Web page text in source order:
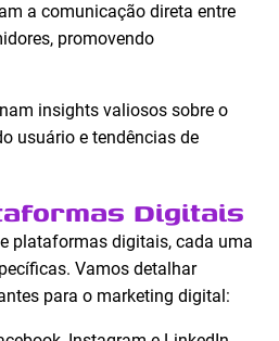
a comunicação direta entre
promovendo
insights valiosos sobre o
usuário e tendências de
Digitais
plataformas digitais, cada uma
Vamos detalhar
para o marketing digital: